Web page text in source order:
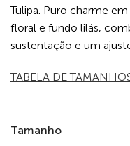
Tulipa. Puro charme
floral e fundo lilás,
sustentação e um
TABELA DE
Tamanho